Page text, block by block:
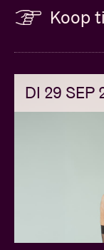
Koop
DI 29 SEP